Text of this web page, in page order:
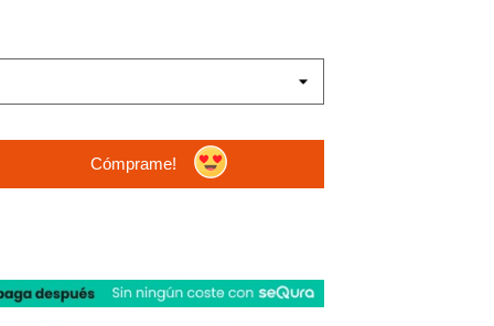
Cómprame!